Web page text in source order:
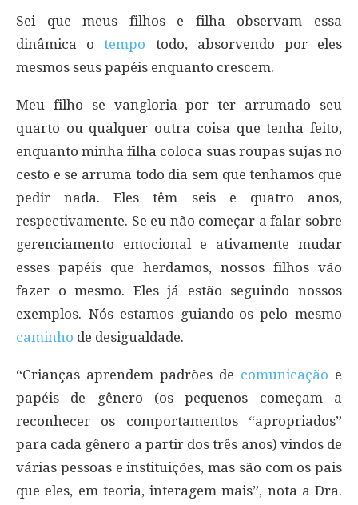
Sei que meus filhos e filha observam essa
dinâmica otempo todo, absorvendo por eles
mesmos seus papéis enquanto crescem.
Meu filho se vangloria por ter arrumado seu
quarto ou qualquer outra coisa que tenha feito,
enquanto minha filha coloca suas roupas sujas no
cesto e se arruma todo dia sem que tenhamos que
pedir nada. Eles têm seis e quatro anos,
respectivamente. Se eu não começar a falar sobre
gerenciamento emocional e ativamente mudar
esses papéis que herdamos, nossos filhos vão
fazer o mesmo. Eles já estão seguindo nossos
exemplos. Nós estamos guiando-os pelo mesmo
caminho de desigualdade.
“Crianças aprendem padrões de comunicação e
papéis de gênero (os pequenos começam a
reconhecer os comportamentos “apropriados”
para cada gênero a partir dos três anos) vindos de
várias pessoas e instituições, mas são com os pais
que eles, em teoria, interagem mais”, nota a Dra.